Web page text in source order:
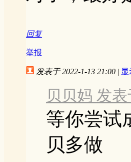
回复
举报
发表于 2022-1-13 21:00 |
贝贝妈 发
等你尝试
贝多做